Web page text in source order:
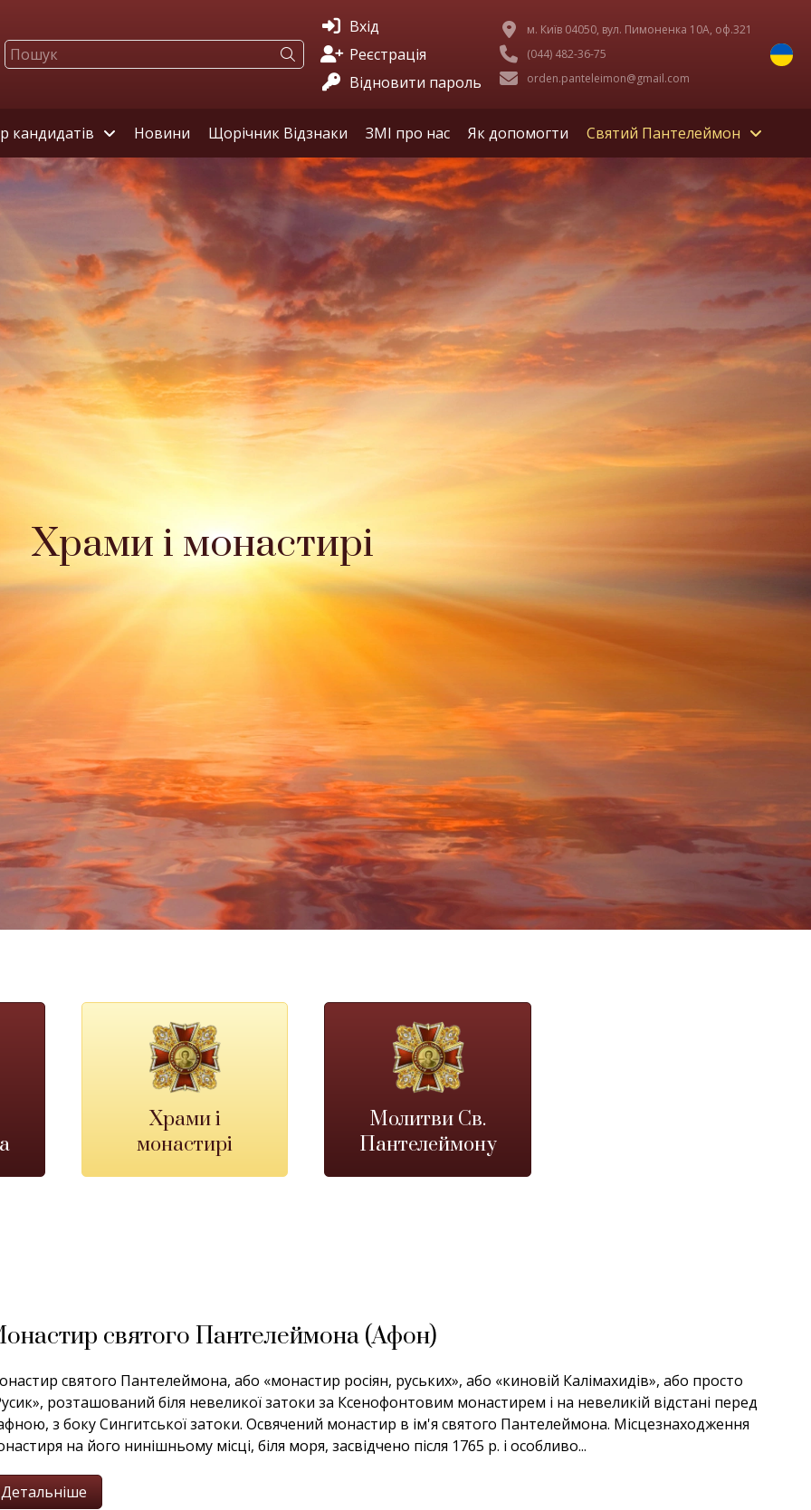
Вхід
Реєстрація
Відновити пароль
м. Київ 04050, вул. Пимоненка 10А, оф.321
(044) 482-36-75
orden.panteleimon@gmail.com
кандидатів Новини Щорічник Відзнаки ЗМІ про нас Як допомогти Святий Пантелеймон
Храми і монастирі
Храми і
монастирі
Молитви Св.
Пантелеймону
святого Пантелеймона (Афон)
святого Пантелеймона, або «монастир росіян, руських», або «киновій Калімахидів», або просто
розташований біля невеликої затоки за Ксенофонтовим монастирем і на невеликій відстані перед
з боку Сингитської затоки. Освячений монастир в ім'я святого Пантелеймона. Місцезнаходження
на його нинішньому місці, біля моря, засвідчено після 1765 р. і особливо...
Детальніше